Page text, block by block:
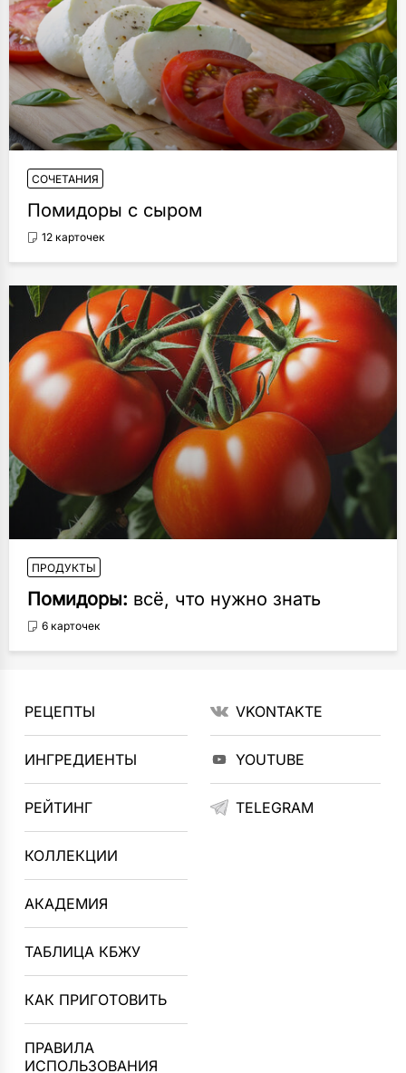
СОЧЕТАНИЯ
Помидоры с сыром
12 карточек
ПРОДУКТЫ
Помидоры: всё, что нужно знать
6 карточек
РЕЦЕПТЫ
ИНГРЕДИЕНТЫ
РЕЙТИНГ
КОЛЛЕКЦИИ
АКАДЕМИЯ
ТАБЛИЦА КБЖУ
КАК ПРИГОТОВИТЬ
ПРАВИЛА
ИСПОЛЬЗОВАНИЯ
VKONTAKTE
YOUTUBE
TELEGRAM